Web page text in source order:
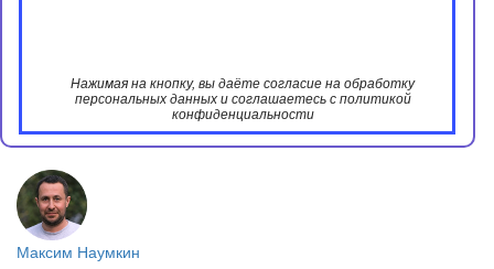
Нажимая на кнопку, вы даёте согласие на обработку
персональных данных и соглашаетесь с политикой
конфиденциальности
Максим Наумкин